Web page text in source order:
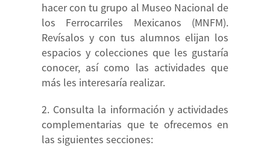
hacer con tu grupo al Museo Nacional de
los Ferrocarriles Mexicanos (MNFM).
Revísalos y con tus alumnos elijan los
espacios y colecciones que les gustaría
conocer, así como las actividades que
más les interesaría realizar.
Consulta la información y actividades
complementarias que te ofrecemos en
las siguientes secciones: